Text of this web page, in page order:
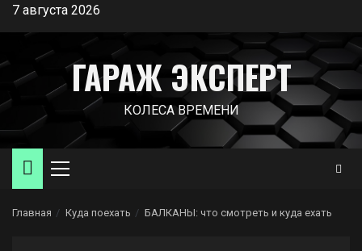
Перейти
содержимому
7 августа 2026
ГАРАЖ ЭКСПЕРТ
КОЛЕСА ВРЕМЕНИ
Основное
Главная Куда поехать БАЛКАНЫ: что смотреть и куда ехать